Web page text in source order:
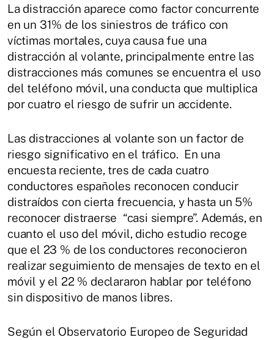
La distracción aparece como factor concurrente
en un 31% de los siniestros de tráfico con
víctimas mortales, cuya causa fue una
distracción al volante, principalmente entre las
distracciones más comunes se encuentra el uso
del teléfono móvil, una conducta que multiplica
por cuatro el riesgo de sufrir un accidente.
Las distracciones al volante son un factor de
riesgo significativo en el tráfico. En una
encuesta reciente, tres de cada cuatro
conductores españoles reconocen conducir
distraídos con cierta frecuencia, y hasta un 5%
reconocer distraerse “casi siempre”. Además, en
cuanto el uso del móvil, dicho estudio recoge
que el 23 % de los conductores reconocieron
realizar seguimiento de mensajes de texto en el
móvil y el 22 % declararon hablar por teléfono
sin dispositivo de manos libres.
Según el Observatorio Europeo de Seguridad